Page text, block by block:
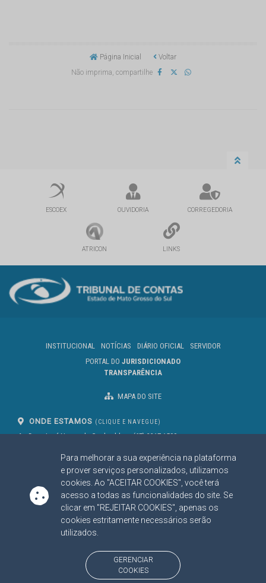
Para melhorar a sua experiência na plataforma
e prover serviços personalizados, utilizamos
cookies. Ao "ACEITAR COOKIES", você terá
acesso a todas as funcionalidades do site. Se
clicar em "REJEITAR COOKIES", apenas os
cookies estritamente necessários serão
utilizados.
GERENCIAR
COOKIES
Página Inicial
Voltar
Não imprima, compartilhe
ESCOEX OUVIDORIA CORREGEDORIA
ATRICON LINKS
INSTITUCIONAL NOTÍCIAS DIÁRIO OFICIAL
SERVIDOR
PORTAL DO JURISDICIONADO
TRANSPARÊNCIA
MAPA DO SITE
ONDE ESTAMOS (CLIQUE E NAVEGUE)
Av. Des. José Nunes da Cunha, bloco
Campo Grande/MS
CEP: 79031-310
(67) 3317-1500
SIGA NOSSAS REDES SOCIAIS
Linked InYoutube
Facebook
X
BAIXE NOSSO APLICATIVO